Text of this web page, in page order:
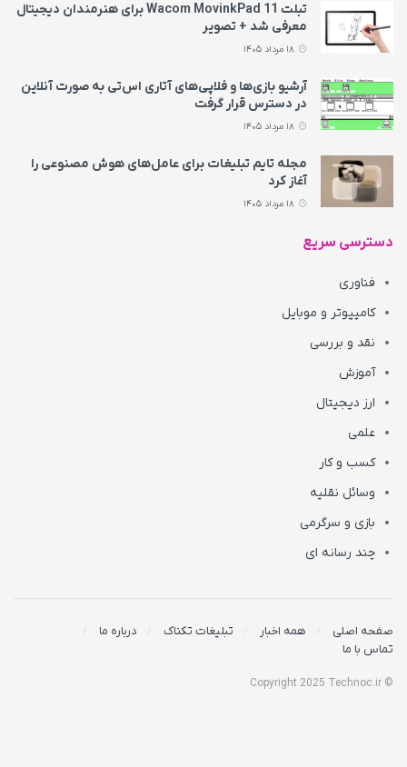
تبلت Wacom MovinkPad 11 برای هنرمندان دیجیتال
معرفی شد + تصویر
آرشیو بازی‌ها و فلاپی‌های آتاری اس‌تی به‌ صورت آنلاین
در دسترس قرار گرفت
مجله تایم تبلیغات برای عامل‌های هوش مصنوعی را
آغاز کرد
دسترسی سریع
فناوری
کامپیوتر و موبایل
نقد و بررسی
آموزش
ارز دیجیتال
علمی
کسب و کار
وسائل نقلیه
بازی و سرگرمی
چند رسانه ای
صفحه اصلی همه اخبار تبلیغات تکناک
درباره ما
تماس با ما
© Copyright 2025 Technoc.ir